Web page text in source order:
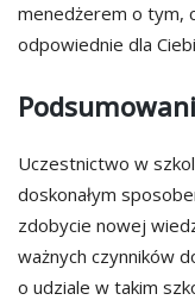
menedżerem o tym,
odpowiednie dla
Uczestnictwo w
doskonałym
zdobycie nowej
ważnych czynników
o udziale w takim